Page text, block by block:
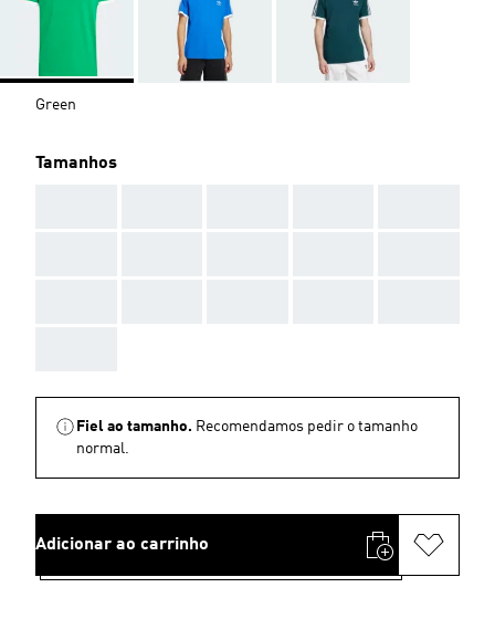
Green
Tamanhos
Fiel ao tamanho. Recomendamos pedir o tamanho
normal.
Adicionar ao carrinho